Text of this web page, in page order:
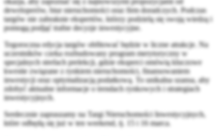
deweloperów, biur nieruchomości oraz firm doradczych. Podczas
targów nie zabraknie ekspertów, którzy podzielą się swoją wiedzą i
pomogą podjąć trafne decyzje inwestycyjne.
Tegoroczna edycja targów obfitować będzie w liczne atrakcje. Na
uczestników czeka rozbudowany program merytoryczny w
specjalnych strefach prelekcji, gdzie eksperci omówią kluczowe
kwestie związane z rynkiem nieruchomości, finansowaniem
inwestycji oraz optymalizacją podatkową. To unikalna szansa, aby
zdobyć aktualne informacje o trendach rynkowych i strategiach
inwestycyjnych.
Serdecznie zapraszamy na Targi Nieruchomości Inwestycyjnych,
które odbędą się już w ten weekend, tj. 15 i 16 marca.